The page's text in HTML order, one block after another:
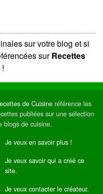
sur votre blog et si
surRecettes
!
de Cuisine référence les
publiées sur une sélection
blogs de cuisine.
Je veux en savoir plus !
Je veux savoir qui a créé ce
site.
Je veux contacter le créateur.